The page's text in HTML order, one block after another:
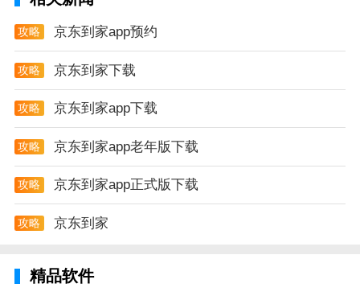
攻略 京东到家app预约
攻略 京东到家下载
攻略 京东到家app下载
攻略 京东到家app老年版下载
攻略 京东到家app正式版下载
攻略 京东到家
精品软件